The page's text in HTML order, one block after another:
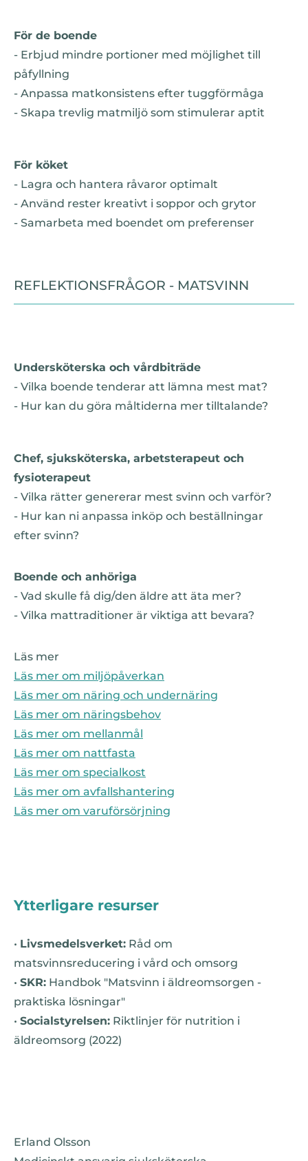
För de boende
- Erbjud mindre portioner med möjlighet till
påfyllning
- Anpassa matkonsistens efter tuggförmåga
- Skapa trevlig matmiljö som stimulerar aptit
För köket
- Lagra och hantera råvaror optimalt
- Använd rester kreativt i soppor och grytor
- Samarbeta med boendet om preferenser
REFLEKTIONSFRÅGOR - MATSVINN
Undersköterska och vårdbiträde
- Vilka boende tenderar att lämna mest mat?
- Hur kan du göra måltiderna mer tilltalande?
Chef, sjuksköterska, arbetsterapeut och
fysioterapeut
- Vilka rätter genererar mest svinn och varför?
- Hur kan ni anpassa inköp och beställningar
efter svinn?
Boende och anhöriga
- Vad skulle få dig/den äldre att äta mer?
- Vilka mattraditioner är viktiga att bevara?
Läs mer
Läs mer om miljöpåverkan
Läs mer om näring och undernäring
Läs mer om näringsbehov
Läs mer om mellanmål
Läs mer om nattfasta
Läs mer om specialkost
Läs mer om avfallshantering
Läs mer om varuförsörjning
Ytterligare resurser
• Livsmedelsverket: Råd om
matsvinnsreducering i vård och omsorg
• SKR: Handbok "Matsvinn i äldreomsorgen -
praktiska lösningar"
• Socialstyrelsen: Riktlinjer för nutrition i
äldreomsorg (2022)
Erland Olsson